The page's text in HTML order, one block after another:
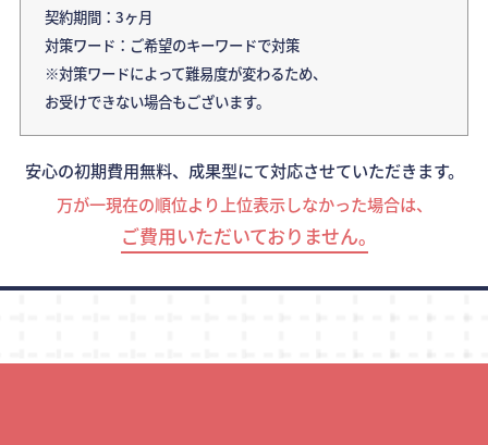
契約期間：3ヶ月
対策ワード：ご希望のキーワードで対策
※対策ワードによって難易度が変わるため、
お受けできない場合もございます。
安心の初期費用無料、成果型にて対応させていただきます。
万が一現在の順位より上位表示しなかった場合は、
ご費用いただいておりません｡